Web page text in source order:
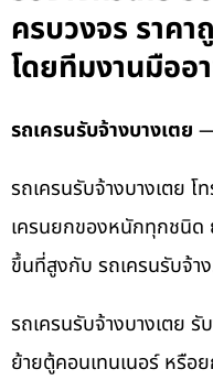
ครบวงจร ราค
โดยทีมงานมืออ
รถเครนรับจ้างบางเตย
รถเครนรับจ้างบางเตย
เครนยกของหนักทุกชนิด
ขึ้นที่สูงกับ รถเครนรับจ้า
รถเครนรับจ้างบางเตย
ย้ายตู้คอนเทนเนอร์ หรือ